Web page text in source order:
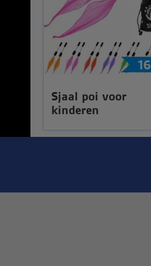
16
Sjaal poi voor
kinderen